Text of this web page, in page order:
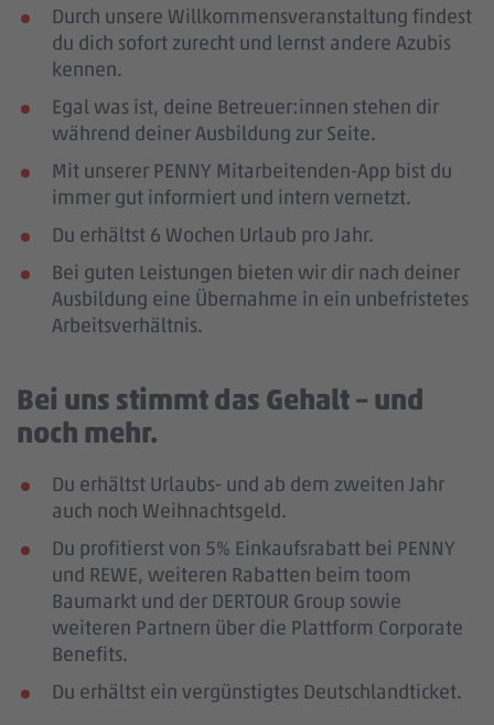
Durch unsere Willkommensveranstaltung findest
du dich sofort zurecht und lernst andere Azubis
kennen.
Egal was ist, deine Betreuer:innen stehen dir
während deiner Ausbildung zur Seite.
Mit unserer PENNY Mitarbeitenden-App bist du
immer gut informiert und intern vernetzt.
Du erhältst 6 Wochen Urlaub pro Jahr.
Bei guten Leistungen bieten wir dir nach deiner
Ausbildung eine Übernahme in ein unbefristetes
Arbeitsverhältnis.
Bei uns stimmt das Gehalt – und
noch mehr.
Du erhältst Urlaubs- und ab dem zweiten Jahr
auch noch Weihnachtsgeld.
Du profitierst von 5% Einkaufsrabatt bei PENNY
und REWE, weiteren Rabatten beim toom
Baumarkt und der DERTOUR Group sowie
weiteren Partnern über die Plattform Corporate
Benefits.
Du erhältst ein vergünstigtes Deutschlandticket.